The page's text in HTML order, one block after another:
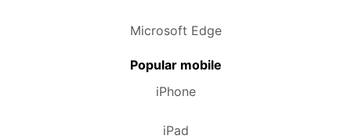
Microsoft Edge
Popular mobile
iPhone
iPad